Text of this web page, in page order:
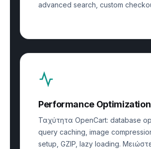
advanced search, custom
Performance Optimization
Ταχύτητα OpenCart: database
query caching, image
setup, GZIP, lazy loading.